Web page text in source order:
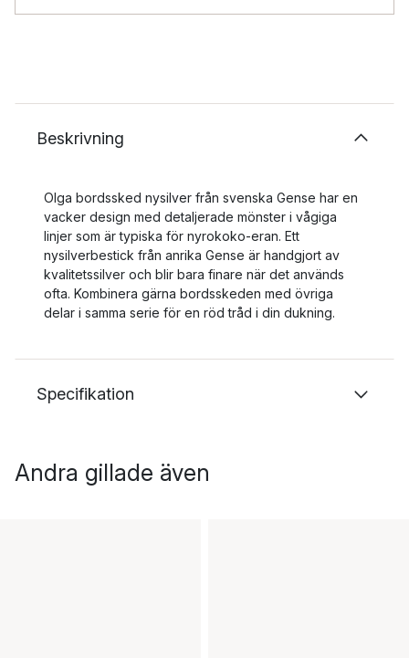
Beskrivning
Olga bordssked nysilver från svenska Gense har en
vacker design med detaljerade mönster i vågiga
linjer som är typiska för nyrokoko-eran. Ett
nysilverbestick från anrika Gense är handgjort av
kvalitetssilver och blir bara finare när det används
ofta. Kombinera gärna bordsskeden med övriga
delar i samma serie för en röd tråd i din dukning.
Specifikation
Andra gillade även